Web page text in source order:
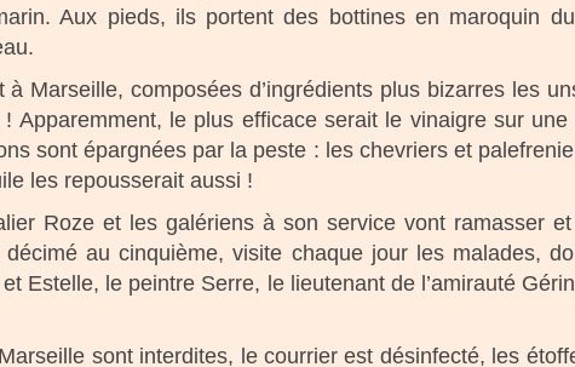
Aux pieds, ils portent des bottines en maroquin
Marseille, composées d’ingrédients plus bizarres les
le plus efficace serait le vinaigre sur une
sont épargnées par la peste : les chevriers et
les repousserait aussi !
Roze et les galériens à son service vont ramasser
au cinquième, visite chaque jour les malades,
Estelle, le peintre Serre, le lieutenant de l’amirauté
sont interdites, le courrier est désinfecté, les